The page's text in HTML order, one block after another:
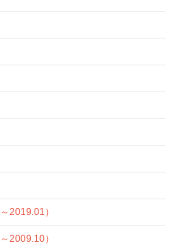
2019.01）
2009.10）